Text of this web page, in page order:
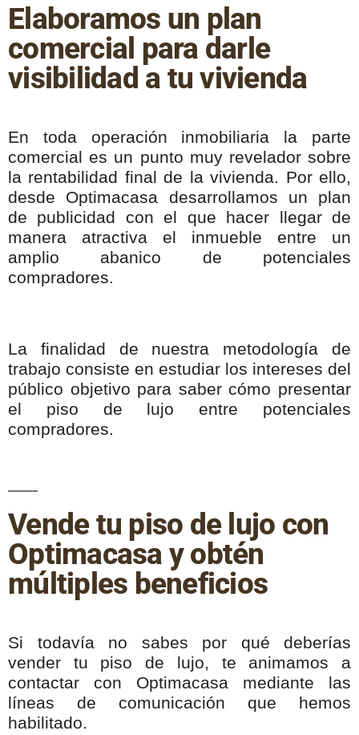
Elaboramos un plan
comercial para darle
visibilidad a tu vivienda
En toda operación inmobiliaria la parte
comercial es un punto muy revelador sobre
la rentabilidad final de la vivienda. Por ello,
desde Optimacasa desarrollamos un plan
de publicidad con el que hacer llegar de
manera atractiva el inmueble entre un
amplio abanico de potenciales
compradores.
La finalidad de nuestra metodología de
trabajo consiste en estudiar los intereses del
público objetivo para saber cómo presentar
el piso de lujo entre potenciales
compradores.
Vende tu piso de lujo con
Optimacasa y obtén
múltiples beneficios
Si todavía no sabes por qué deberías
vender tu piso de lujo, te animamos a
contactar con Optimacasa mediante las
líneas de comunicación que hemos
habilitado.